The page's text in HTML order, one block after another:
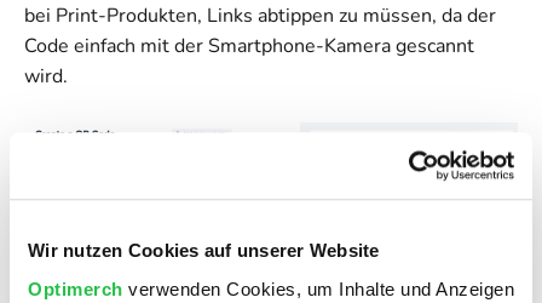
Wir nutzen Cookies auf unserer Website
Optimerch verwenden Cookies, um Inhalte und Anzeigen
bei Print-Produkten, Links abtippen zu müssen, da der
Code einfach mit der Smartphone-Kamera gescannt
wird.
Interessant für dasSocial Media Marketingmit Online-